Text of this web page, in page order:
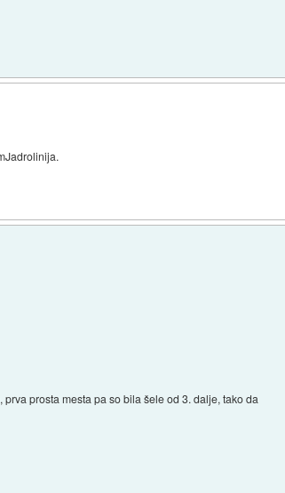
prosta mesta pa so bila šele od 3. dalje, tako da